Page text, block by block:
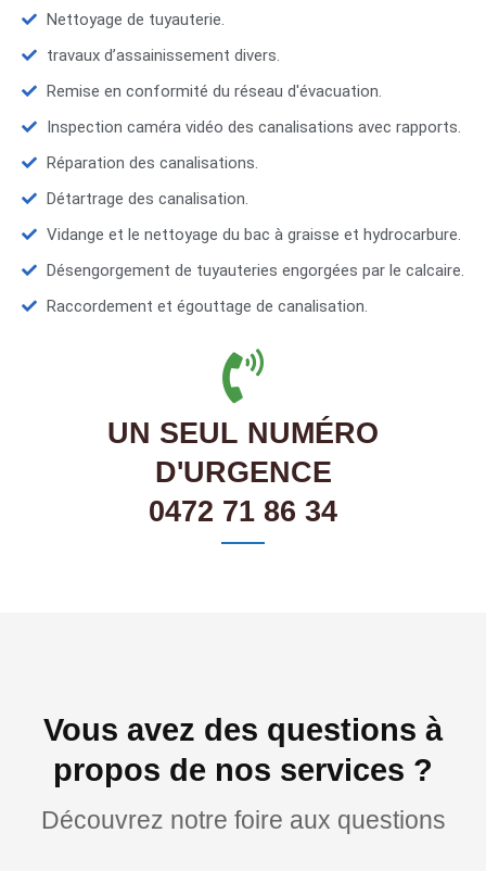
Nettoyage de tuyauterie.
travaux d’assainissement divers.
Remise en conformité du réseau d'évacuation.
Inspection caméra vidéo des canalisations avec rapports.
Réparation des canalisations.
Détartrage des canalisation.
Vidange et le nettoyage du bac à graisse et hydrocarbure.
Désengorgement de tuyauteries engorgées par le calcaire.
Raccordement et égouttage de canalisation.
UN SEUL NUMÉRO
D'URGENCE
0472 71 86 34
Vous avez des questions à
propos de nos services ?
Découvrez notre foire aux questions